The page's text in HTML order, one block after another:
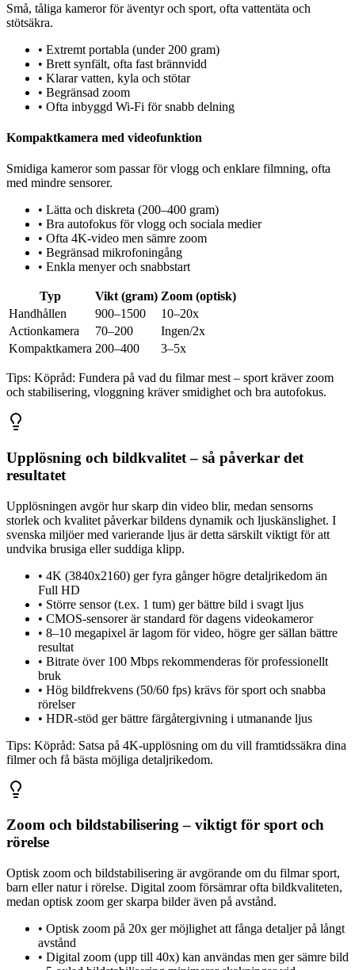
Små, tåliga kameror för äventyr och sport, ofta vattentäta och
stötsäkra.
• Extremt portabla (under 200 gram)
• Brett synfält, ofta fast brännvidd
• Klarar vatten, kyla och stötar
• Begränsad zoom
• Ofta inbyggd Wi-Fi för snabb delning
Kompaktkamera med videofunktion
Smidiga kameror som passar för vlogg och enklare filmning, ofta
med mindre sensorer.
• Lätta och diskreta (200–400 gram)
• Bra autofokus för vlogg och sociala medier
• Ofta 4K-video men sämre zoom
• Begränsad mikrofoningång
• Enkla menyer och snabbstart
Typ Vikt (gram) Zoom (optisk)
Handhållen
900–1500
10–20x
Actionkamera
70–200
Ingen/2x
Kompaktkamera 200–400 3–5x
Tips: Köpråd: Fundera på vad du filmar mest – sport kräver zoom
och stabilisering, vloggning kräver smidighet och bra autofokus.
Upplösning och bildkvalitet – så påverkar det
resultatet
Upplösningen avgör hur skarp din video blir, medan sensorns
storlek och kvalitet påverkar bildens dynamik och ljuskänslighet. I
svenska miljöer med varierande ljus är detta särskilt viktigt för att
undvika brusiga eller suddiga klipp.
• 4K (3840x2160) ger fyra gånger högre detaljrikedom än
Full HD
• Större sensor (t.ex. 1 tum) ger bättre bild i svagt ljus
• CMOS-sensorer är standard för dagens videokameror
• 8–10 megapixel är lagom för video, högre ger sällan bättre
resultat
• Bitrate över 100 Mbps rekommenderas för professionellt
bruk
• Hög bildfrekvens (50/60 fps) krävs för sport och snabba
rörelser
• HDR-stöd ger bättre färgåtergivning i utmanande ljus
Tips: Köpråd: Satsa på 4K-upplösning om du vill framtidssäkra dina
filmer och få bästa möjliga detaljrikedom.
Zoom och bildstabilisering – viktigt för sport och
rörelse
Optisk zoom och bildstabilisering är avgörande om du filmar sport,
barn eller natur i rörelse. Digital zoom försämrar ofta bildkvaliteten,
medan optisk zoom ger skarpa bilder även på avstånd.
• Optisk zoom på 20x ger möjlighet att fånga detaljer på långt
avstånd
• Digital zoom (upp till 40x) kan användas men ger sämre bild